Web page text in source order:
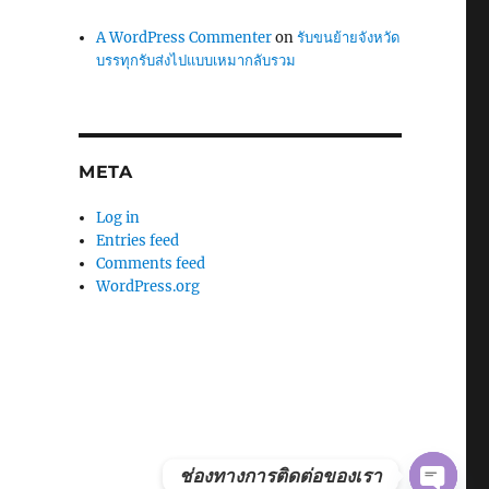
A WordPress Commenteronรับขนย้ายจังหวัด
บรรทุกรับส่งไปแบบเหมากลับรวม
META
Log in
Entries feed
Comments feed
WordPress.org
ช่องทางการติดต่อของเรา